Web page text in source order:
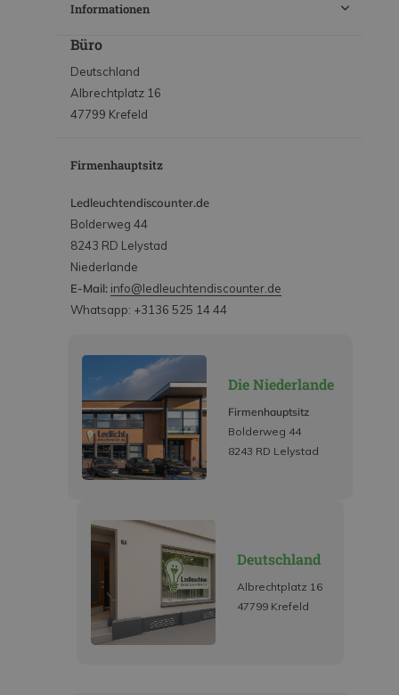
Informationen
Büro
Deutschland
Albrechtplatz 16
47799 Krefeld
Firmenhauptsitz
Ledleuchtendiscounter.de
Bolderweg 44
8243 RD Lelystad
Niederlande
E-Mail: info@ledleuchtendiscounter.de
Whatsapp: +3136 525 14 44
Die Niederlande
Firmenhauptsitz
Bolderweg 44
8243 RD Lelystad
Deutschland
Albrechtplatz 16
47799 Krefeld